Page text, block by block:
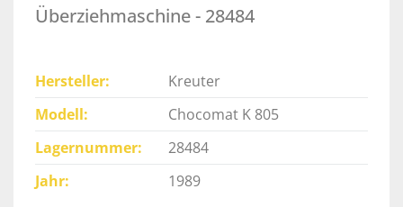
Überziehmaschine - 28484
Hersteller
Kreuter
Modell
Chocomat K 805
Lagernummer
28484
Jahr
1989